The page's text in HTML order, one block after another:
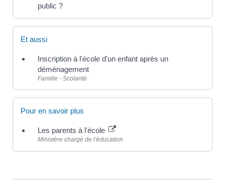
public ?
Et aussi
Inscription à l'école d'un enfant après un
déménagement
Famille - Scolarité
Pour en savoir plus
Les parents à l'école
Ministère chargé de l'éducation